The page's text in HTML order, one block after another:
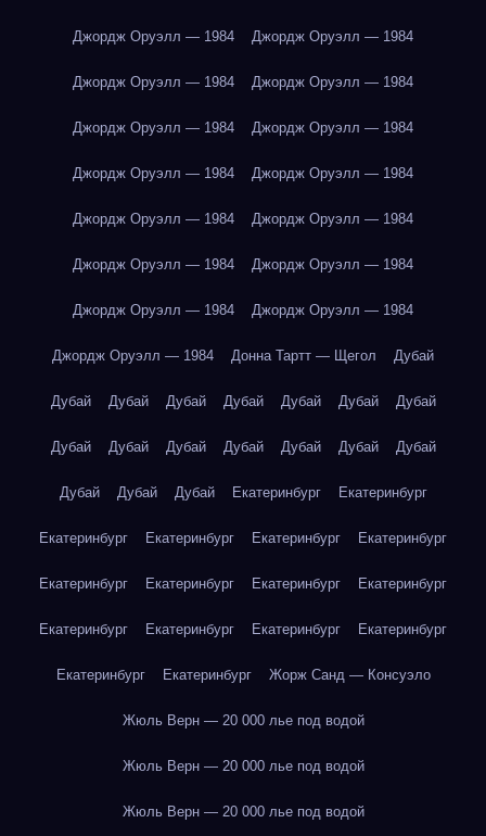
Джордж Оруэлл — 1984 Джордж Оруэлл — 1984
Джордж Оруэлл — 1984 Джордж Оруэлл — 1984
Джордж Оруэлл — 1984 Джордж Оруэлл — 1984
Джордж Оруэлл — 1984 Джордж Оруэлл — 1984
Джордж Оруэлл — 1984 Джордж Оруэлл — 1984
Джордж Оруэлл — 1984 Джордж Оруэлл — 1984
Джордж Оруэлл — 1984 Джордж Оруэлл — 1984
Джордж Оруэлл — 1984 Донна Тартт — Щегол Дубай
Дубай Дубай Дубай Дубай Дубай Дубай Дубай
Дубай Дубай Дубай Дубай Дубай Дубай Дубай
Дубай Дубай Дубай Екатеринбург Екатеринбург
Екатеринбург Екатеринбург Екатеринбург Екатеринбург
Екатеринбург Екатеринбург Екатеринбург Екатеринбург
Екатеринбург Екатеринбург Екатеринбург Екатеринбург
Екатеринбург Екатеринбург Жорж Санд — Консуэло
Жюль Верн — 20 000 лье под водой
Жюль Верн — 20 000 лье под водой
Жюль Верн — 20 000 лье под водой